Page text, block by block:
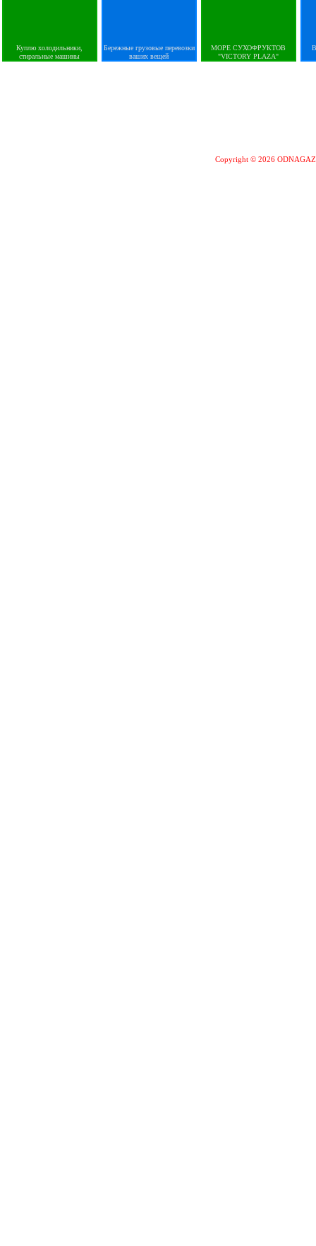
Куплю холодильники,
стиральные машины
Бережные грузовые перевозки
ваших вещей
МОРЕ СУХОФРУКТОВ
"VICTORY PLAZA"
Copyright © 2026